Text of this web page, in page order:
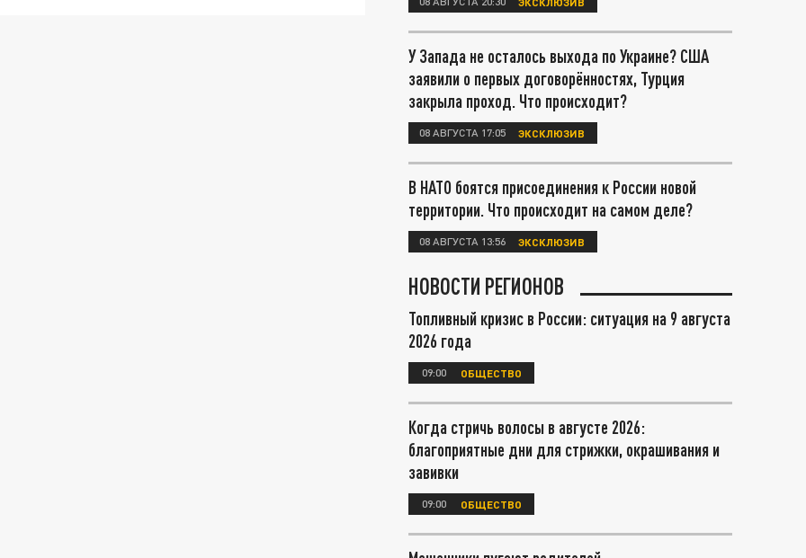
У Запада не осталось выхода по Украине? США
заявили о первых договорённостях, Турция
закрыла проход. Что происходит?
08 АВГУСТА 17:05 ЭКСКЛЮЗИВ
В НАТО боятся присоединения к России новой
территории. Что происходит на самом деле?
08 АВГУСТА 13:56 ЭКСКЛЮЗИВ
НОВОСТИ РЕГИОНОВ
Топливный кризис в России: ситуация на 9 августа
2026 года
09:00 ОБЩЕСТВО
Когда стричь волосы в августе 2026:
благоприятные дни для стрижки, окрашивания и
завивки
09:00 ОБЩЕСТВО